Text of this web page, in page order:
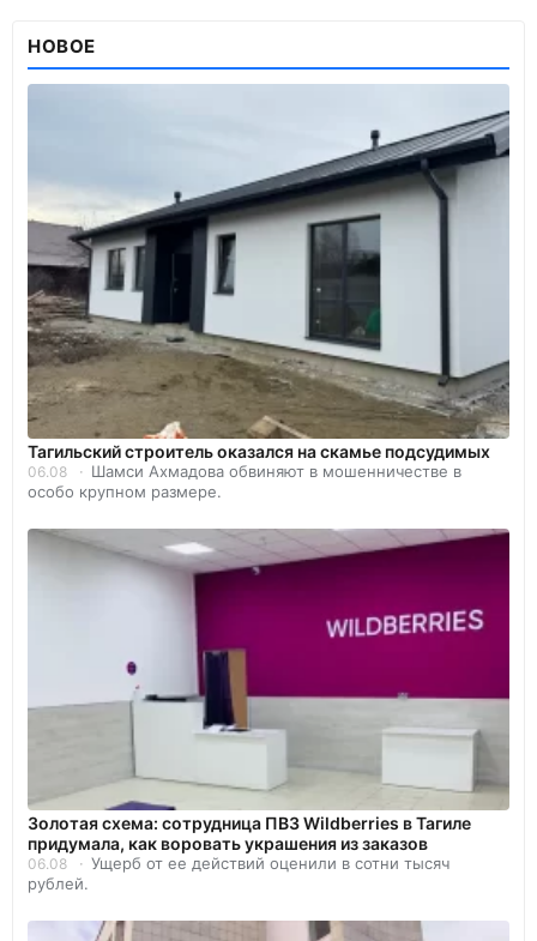
НОВОЕ
Тагильский строитель оказался на скамье подсудимых
06.08
Шамси Ахмадова обвиняют в мошенничестве в
особо крупном размере.
Золотая схема: сотрудница ПВЗ Wildberries в Тагиле
придумала, как воровать украшения из заказов
06.08
Ущерб от ее действий оценили в сотни тысяч
рублей.